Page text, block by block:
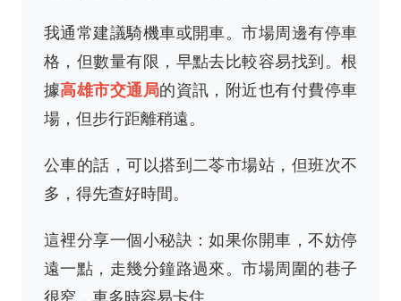
我通常建議騎機車或開車。市場周邊有停車
格，但數量有限，早點去比較容易找到。根
據高雄市交通局的資訊，附近也有付費停車
場，但步行距離稍遠。
公車的話，可以搭到二苓市場站，但班次不
多，得先查好時間。
這裡分享一個小秘訣：如果你開車，不妨停
遠一點，走幾分鐘路過來。市場周圍的巷子
很窄，車多時容易卡住。